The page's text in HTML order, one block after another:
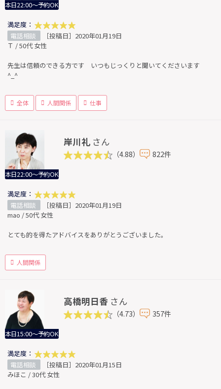
本日22:00～予約OK
満足度：
電話相談
［投稿日］2020年01月19日
Ｔ / 50代 女性
先生は信頼のできる方です いつもじっくりと聞いてくださいます
^_^
全体 人間関係 仕事
本日22:00～予約OK
岸川礼 さん
（4.88） 822件
満足度：
電話相談
［投稿日］2020年01月19日
mao / 50代 女性
とても的を得たアドバイスをありがとうございました。
人間関係
本日15:00～予約OK
高橋明日香 さん
（4.73） 357件
満足度：
電話相談
［投稿日］2020年01月15日
みほこ / 30代 女性